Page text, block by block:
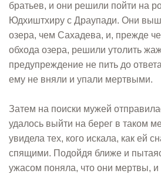
братьев, и они решили пойти на
Юдхиштхиру с Драупади. Они
озера, чем Сахадева, и, прежде
обхода озера, решили утолить
предупреждение не пить до
ему не вняли и упали мертвыми.
Затем на поиски мужей
удалось выйти на берег в таком
увидела тех, кого искала, как ей
спящими. Подойдя ближе и
ужасом поняла, что они мертвы,